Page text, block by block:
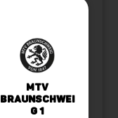
MTV
Braunschwei
g 1